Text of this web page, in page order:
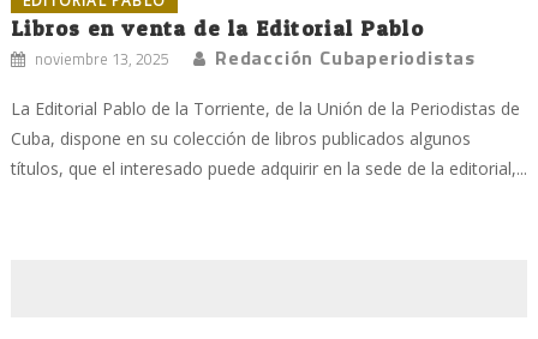
Libros en venta de la Editorial Pablo
noviembre 13, 2025 Redacción Cubaperiodistas
La Editorial Pablo de la Torriente, de la Unión de la Periodistas de
Cuba, dispone en su colección de libros publicados algunos
títulos, que el interesado puede adquirir en la sede de la editorial,...